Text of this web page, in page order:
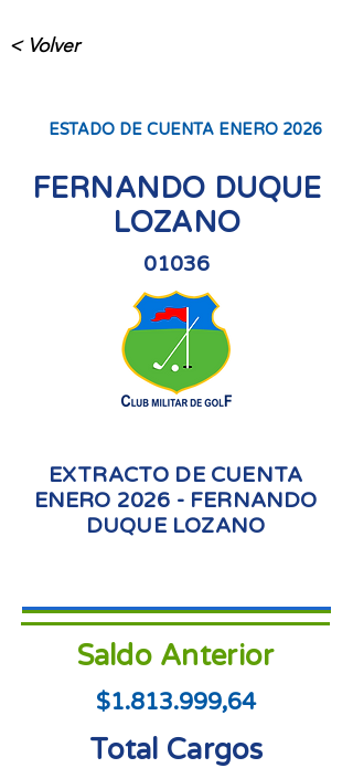
< Volver
ESTADO DE CUENTA ENERO 2026
FERNANDO DUQUE
LOZANO
01036
EXTRACTO DE CUENTA
ENERO 2026 - FERNANDO
DUQUE LOZANO
Saldo Anterior
$1.813.999,64
Total Cargos